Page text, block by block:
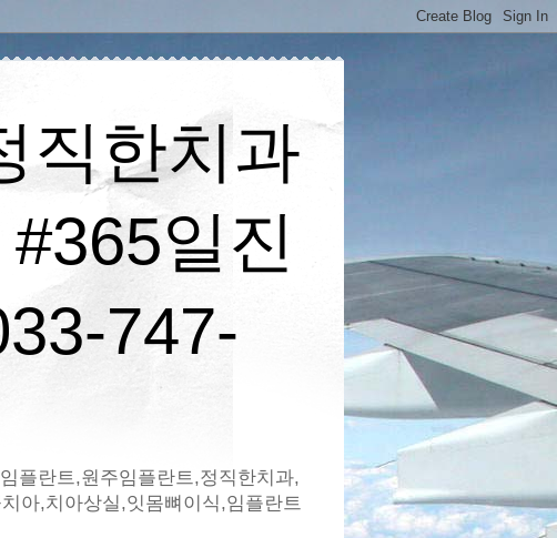
직한치과
일진
747-
플란트,원주임플란트,정직한치과,
아,치아상실,잇몸뼈이식,임플란트